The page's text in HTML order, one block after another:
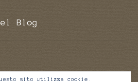
Blog
sito utilizza cookie.